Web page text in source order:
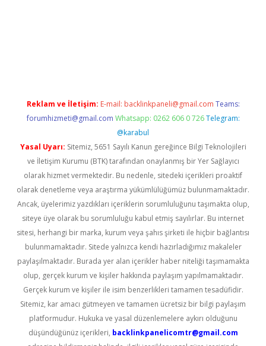
Reklam ve İletişim: E-mail: backlinkpaneli@gmail.com Teams:
forumhizmeti@gmail.com Whatsapp: 0262 606 0 726 Telegram:
@karabul
Yasal Uyarı: Sitemiz, 5651 Sayılı Kanun gereğince Bilgi Teknolojileri
ve İletişim Kurumu (BTK) tarafından onaylanmış bir Yer Sağlayıcı
olarak hizmet vermektedir. Bu nedenle, sitedeki içerikleri proaktif
olarak denetleme veya araştırma yükümlülüğümüz bulunmamaktadır.
Ancak, üyelerimiz yazdıkları içeriklerin sorumluluğunu taşımakta olup,
siteye üye olarak bu sorumluluğu kabul etmiş sayılırlar. Bu internet
sitesi, herhangi bir marka, kurum veya şahıs şirketi ile hiçbir bağlantısı
bulunmamaktadır. Sitede yalnızca kendi hazırladığımız makaleler
paylaşılmaktadır. Burada yer alan içerikler haber niteliği taşımamakta
olup, gerçek kurum ve kişiler hakkında paylaşım yapılmamaktadır.
Gerçek kurum ve kişiler ile isim benzerlikleri tamamen tesadüfidir.
Sitemiz, kar amacı gütmeyen ve tamamen ücretsiz bir bilgi paylaşım
platformudur. Hukuka ve yasal düzenlemelere aykırı olduğunu
düşündüğünüz içerikleri, backlinkpanelicomtr@gmail.com